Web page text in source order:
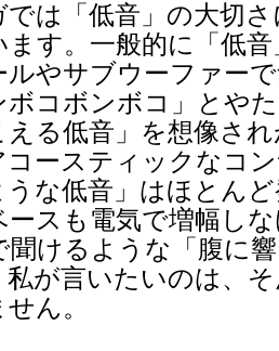
は「低音」の大切
ます。一般的に「低
ルやサブウーファー
コボンボコ」とや
える低音」を想像さ
コースティックなコ
うな低音」はほとん
スも電気で増幅し
けるような「腹に
が言いたいのは、
ん。